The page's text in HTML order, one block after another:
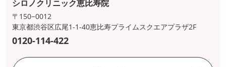
シロノクリニック恵比寿院
〒150−0012
東京都渋谷区広尾1-1-40恵比寿プライムスクエアプラザ2F
0120-114-422